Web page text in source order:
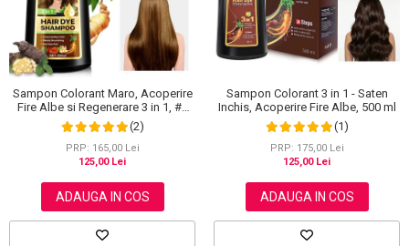
Sampon Colorant Maro, Acoperire
Fire Albe si Regenerare 3 in 1, #2
Brown, 500 ml
(2)
PRP: 165,00 Lei
125,00 Lei
ADAUGA IN COS
Sampon Colorant 3 in 1 - Saten
Inchis, Acoperire Fire Albe, 500 ml
(1)
PRP: 175,00 Lei
125,00 Lei
ADAUGA IN COS